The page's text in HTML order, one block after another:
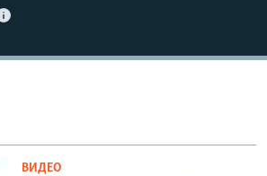
ВИДЕО